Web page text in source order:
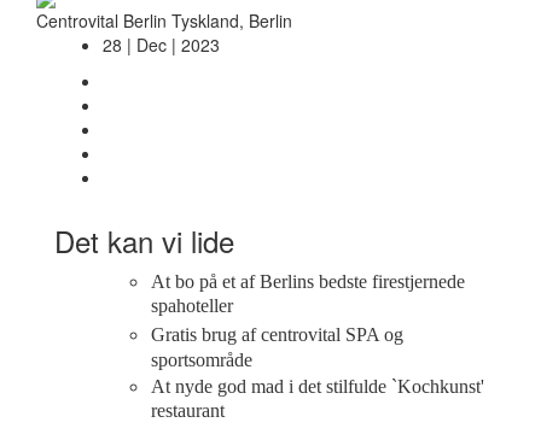
Centrovital Berlin Tyskland, Berlin
28 | Dec | 2023
Det kan vi lide
At bo på et af Berlins bedste firestjernede
spahoteller
Gratis brug af centrovital SPA og
sportsområde
At nyde god mad i det stilfulde `Kochkunst'
restaurant